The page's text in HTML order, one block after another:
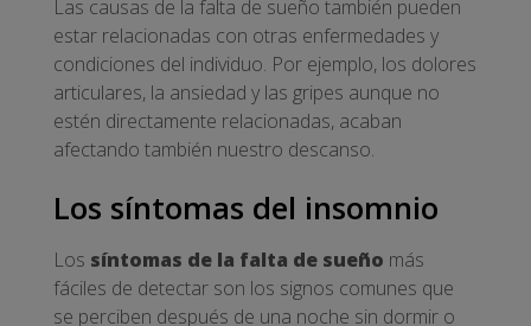
Las causas de la falta de sueño también pueden
estar relacionadas con otras enfermedades y
condiciones del individuo. Por ejemplo, los dolores
articulares, la ansiedad y las gripes aunque no
estén directamente relacionadas, acaban
afectando también nuestro descanso.
Los síntomas del insomnio
Los síntomas de la falta de sueño más
fáciles de detectar son los signos comunes que
se perciben después de una noche sin dormir o